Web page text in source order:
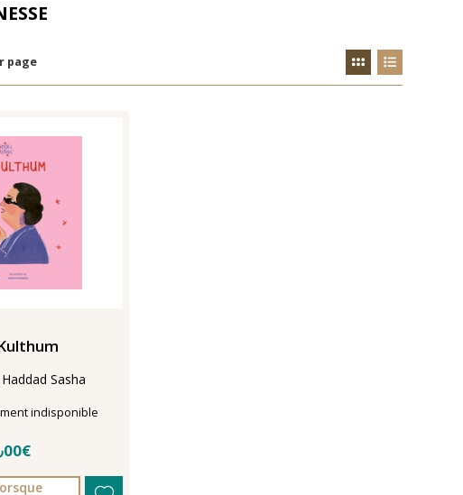
page
Sasha
indisponible
25٫00€